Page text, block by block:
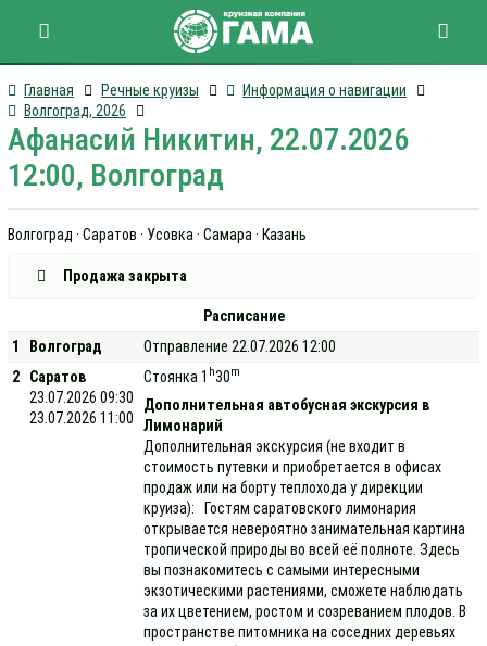
Главная Речные круизы
Информация о навигации
Волгоград, 2026
Афанасий Никитин, 22.07.2026
12:00, Волгоград
Волгоград · Саратов · Усовка · Самара · Казань
Продажа закрыта
Расписание
1
Волгоград
Отправление 22.07.2026 12:00
2
Саратов
23.07.2026 09:30
23.07.2026 11:00
Стоянка 1 h30m
Дополнительная автобусная экскурсия в
Лимонарий
Дополнительная экскурсия (не входит в
стоимость путевки и приобретается в офисах
продаж или на борту теплохода у дирекции
круиза): Гостям саратовского лимонария
открывается невероятно занимательная картина
тропической природы во всей её полноте. Здесь
вы познакомитесь с самыми интересными
экзотическими растениями, сможете наблюдать
за их цветением, ростом и созреванием плодов. В
пространстве питомника на соседних деревьях